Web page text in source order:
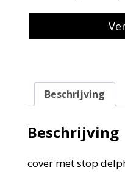
Beschrijving
Beschrijving
cover met stop